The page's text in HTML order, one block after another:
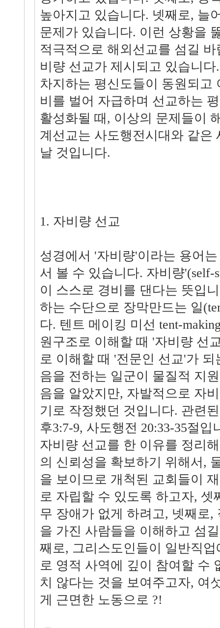
높아지고 있습니다. 넷째로, 늘
문제가 있습니다. 이런 상황을
적극적으로 해외선교를 섬길
비량 선교가 제시되고 있습니다
차지하는 평신도들이 동원되고
비를 벌어 자급하며 선교하는
활성화될 때, 이상의 문제들이
계선교는 사도행전시대와 같은
날 것입니다.
1. 자비량 선교
성경에서 '자비량'이라는 용어
서 볼 수 있습니다. 자비량'(self-
이 스스로 경비를 댄다는 뜻입
하는 수단으로 장막만드는 일
다. 텐트 메이킹 미선 tent-
원구조로 이해할 때 '자비량 선
로 이해할 때 '전문인 선교'가
음을 전하는 일군이 물질적 지
음을 알았지만, 자발적으로 자
기로 작정했던 것입니다. 관련
후3:7-9, 사도행전 20:33-35절
자비량 선교를 한 이유를 정리
의 신뢰성을 확보하기 위해서,
을 보이므로 개척된 교회들이
로 자립할 수 있도록 하고자, 셋
무 장애가 없게 하려고, 넷째로,
을 가진 사람들을 이해하고 섬
째로, 그리스도인들이 일반직
로 영적 사역에 깊이 참여할 수
치 않다는 것을 보여주고자, 여
게 근면한 노동으로 ?!